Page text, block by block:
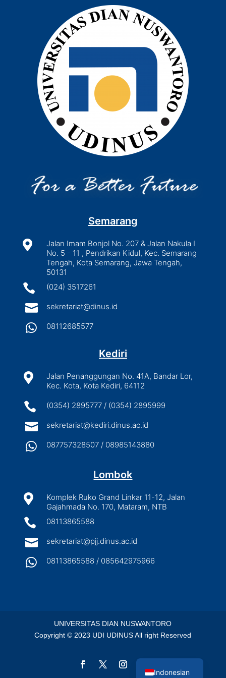
Semarang

Jalan Imam Bonjol No. 207 & Jalan Nakula I
No. 5 - 11 , Pendrikan Kidul, Kec. Semarang
Tengah, Kota Semarang, Jawa Tengah,
50131
 (024) 3517261
 sekretariat@dinus.id
 08112685577
Kediri

Jalan Penanggungan No. 41A, Bandar Lor,
Kec. Kota, Kota Kediri, 64112
 (0354) 2895777 / (0354) 2895999
 sekretariat@kediri.dinus.ac.id
 087757328507 / 08985143880
Lombok

Komplek Ruko Grand Linkar 11-12, Jalan
Gajahmada No. 170, Mataram, NTB
 08113865588
 sekretariat@pjj.dinus.ac.id
 08113865588 / 085642975966
UNIVERSITAS DIAN NUSWANTORO
Copyright © 2023 UDI UDINUS All right Reserved
Indonesian